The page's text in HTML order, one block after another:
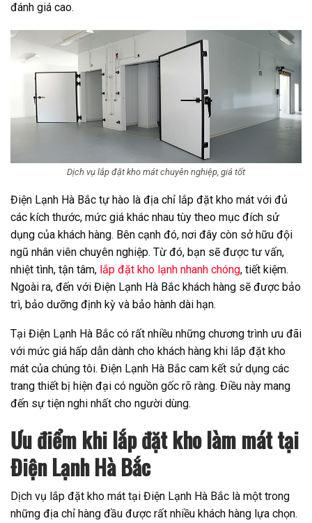
đánh giá cao.
Dịch vụ lắp đặt kho mát chuyên nghiệp, giá tốt
Điện Lạnh Hà Bắc tự hào là địa chỉ lắp đặt kho mát với đủ
các kích thước, mức giá khác nhau tùy theo mục đích sử
dụng của khách hàng. Bên cạnh đó, nơi đây còn sở hữu đội
ngũ nhân viên chuyên nghiệp. Từ đó, bạn sẽ được tư vấn,
nhiệt tình, tận tâm, lắp đặt kho lạnh nhanh chóng, tiết kiệm.
Ngoài ra, đến với Điện Lạnh Hà Bắc khách hàng sẽ được bảo
trì, bảo dưỡng định kỳ và bảo hành dài hạn.
Tại Điện Lạnh Hà Bắc có rất nhiều những chương trình ưu đãi
với mức giá hấp dẫn dành cho khách hàng khi lắp đặt kho
mát của chúng tôi. Điện Lạnh Hà Bắc cam kết sử dụng các
trang thiết bị hiện đại có nguồn gốc rõ ràng. Điều này mang
đến sự tiện nghi nhất cho người dùng.
Ưu điểm khi lắp đặt kho làm mát tại
Điện Lạnh Hà Bắc
Dịch vụ lắp đặt kho mát tại Điện Lạnh Hà Bắc là một trong
những địa chỉ hàng đầu được rất nhiều khách hàng lựa chọn.